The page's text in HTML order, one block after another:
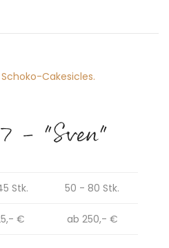
- "Sven"
Stk. 50 - 80 Stk.
€ ab 250,- €